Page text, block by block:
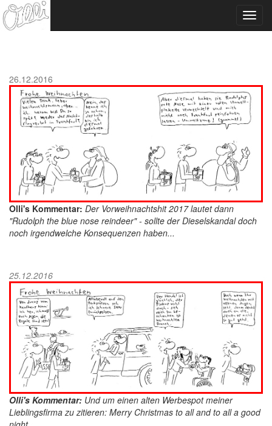
26.12.2016
Olli's Kommentar: Der Vorweihnachtshit 2017 lautet dann
"Rudolph the blue nose reindeer" - sollte der Dieselskandal doch
noch irgendwelche Konsequenzen haben...
25.12.2016
Olli's Kommentar: Und um einen alten Werbespot meiner
Lieblingsfirma zu zitieren: Merry Christmas to all and to all a good